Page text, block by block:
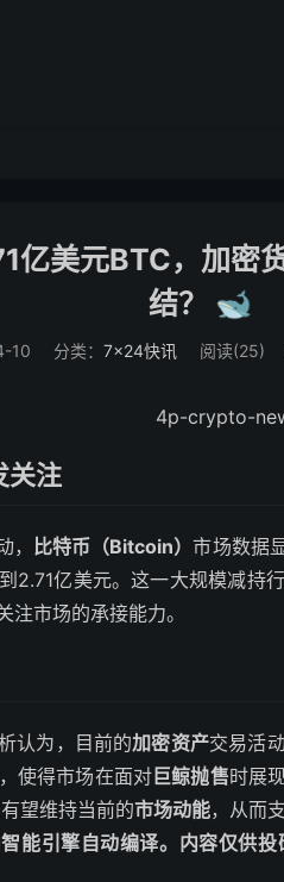
亿美元BTC，加密
结？ 🐋
10 分类： 7×24快讯 阅读(25)
关注
比特币（Bitcoin）市场数据
2.71亿美元。这一大规模减持
市场的承接能力。
认为，目前的加密资产交易活
使得市场在面对 巨鲸抛售时展
望维持当前的市场动能，从而
能引擎自动编译。内容仅供